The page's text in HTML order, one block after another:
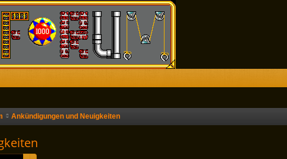
Ankündigungen und Neuigkeiten